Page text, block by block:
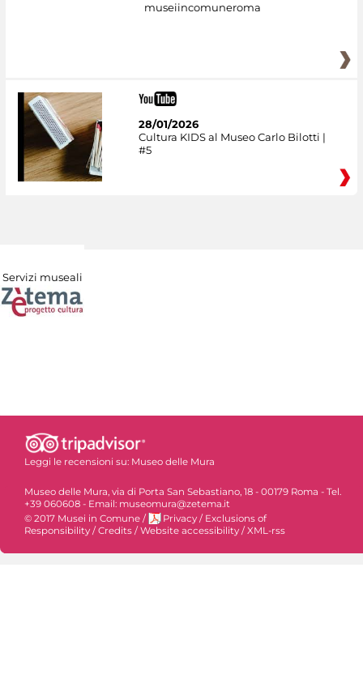
museiincomuneroma
28/01/2026
Cultura KIDS al Museo Carlo Bilotti |
#5
Servizi museali
Leggi le recensioni su: Museo delle Mura
Museo delle Mura, via di Porta San Sebastiano, 18 - 00179 Roma - Tel.
+39 060608 - Email: museomura@zetema.it
© 2017 Musei in Comune / Privacy / Exclusions of
Responsibility / Credits / Website accessibility / XML-rss